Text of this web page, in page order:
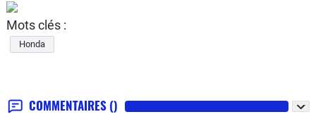
Mots clés :
Honda
COMMENTAIRES ()